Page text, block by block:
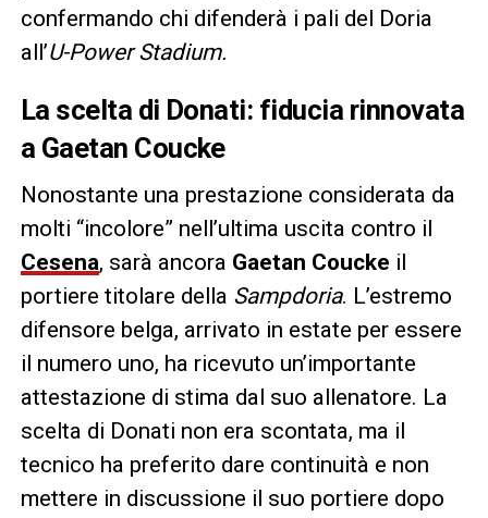
confermando chi difenderà i pali del Doria
all’U-Power Stadium.
La scelta di Donati: fiducia rinnovata
a Gaetan Coucke
Nonostante una prestazione considerata da
molti “incolore” nell’ultima uscita contro il
Cesena, sarà ancora Gaetan Coucke il
portiere titolare della Sampdoria. L’estremo
difensore belga, arrivato in estate per essere
il numero uno, ha ricevuto un’importante
attestazione di stima dal suo allenatore. La
scelta di Donati non era scontata, ma il
tecnico ha preferito dare continuità e non
mettere in discussione il suo portiere dopo